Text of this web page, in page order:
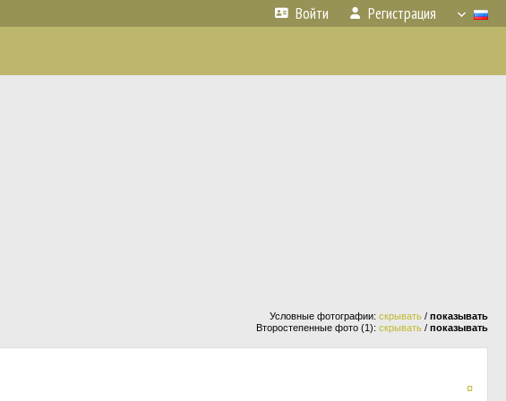
Войти Регистрация
Условные фотографии: скрывать / показывать
Второстепенные фото (1): скрывать / показывать
¤